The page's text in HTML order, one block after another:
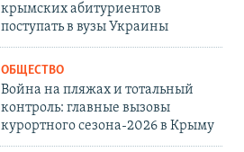
крымских абитуриентов
поступать в вузы Украины
ОБЩЕСТВО
Война на пляжах и тотальный
контроль: главные вызовы
курортного сезона-2026 в Крыму